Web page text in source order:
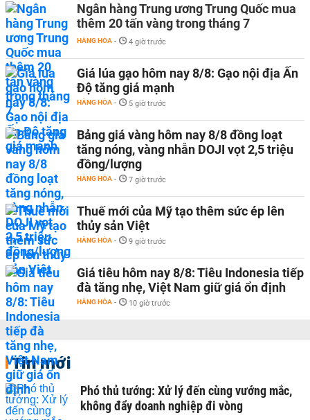
Ngân hàng Trung ương Trung Quốc mua
thêm 20 tấn vàng trong tháng 7
HÀNG HÓA - 4 giờ trước
Giá lúa gạo hôm nay 8/8: Gạo nội địa Ấn
Độ tăng giá mạnh
HÀNG HÓA - 5 giờ trước
Bảng giá vàng hôm nay 8/8 đồng loạt
tăng nóng, vàng nhẫn DOJI vọt 2,5 triệu
đồng/lượng
HÀNG HÓA - 7 giờ trước
Thuế mới của Mỹ tạo thêm sức ép lên
thủy sản Việt
HÀNG HÓA - 9 giờ trước
Giá tiêu hôm nay 8/8: Tiêu Indonesia tiếp
đà tăng nhẹ, Việt Nam giữ giá ổn định
HÀNG HÓA - 10 giờ trước
Tin mới
Phó thủ tướng: Xử lý đến cùng vướng mắc,
không đẩy doanh nghiệp đi vòng